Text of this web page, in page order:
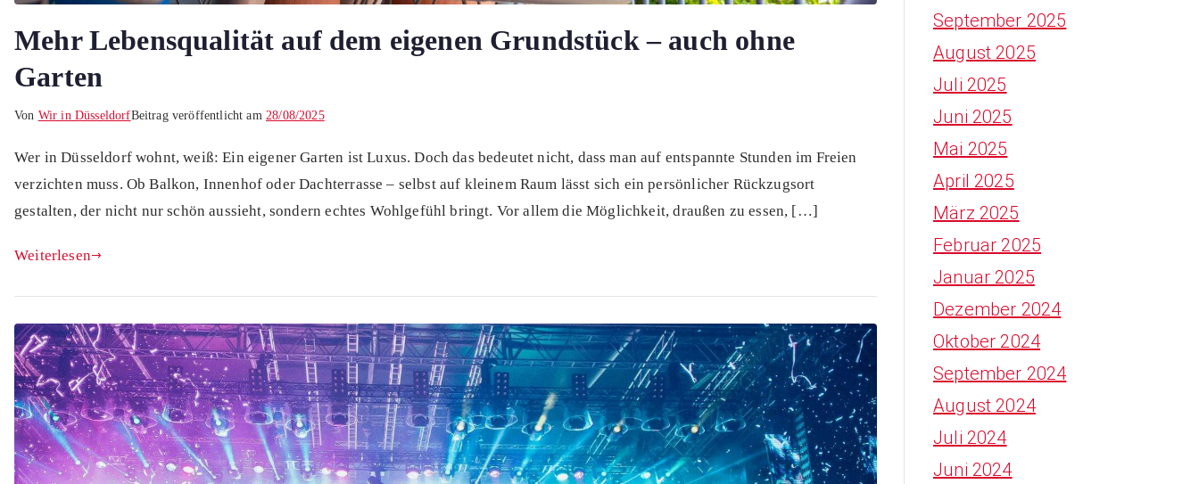
Mehr Lebensqualität auf dem eigenen Grundstück – auch ohne
Garten
Von Wir in DüsseldorfBeitrag veröffentlicht am 28/08/2025
Wer in Düsseldorf wohnt, weiß: Ein eigener Garten ist Luxus. Doch das bedeutet nicht, dass man auf entspannte Stunden im Freien
verzichten muss. Ob Balkon, Innenhof oder Dachterrasse – selbst auf kleinem Raum lässt sich ein persönlicher Rückzugsort
gestalten, der nicht nur schön aussieht, sondern echtes Wohlgefühl bringt. Vor allem die Möglichkeit, draußen zu essen, […]
Weiterlesen
September 2025
August 2025
Juli 2025
Juni 2025
Mai 2025
April 2025
März 2025
Februar 2025
Januar 2025
Dezember 2024
Oktober 2024
September 2024
August 2024
Juli 2024
Juni 2024